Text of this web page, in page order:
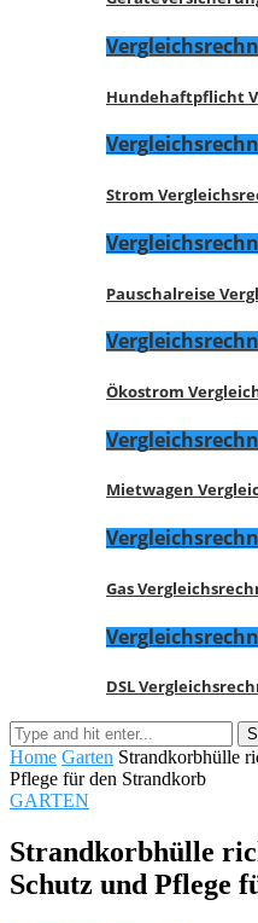
Hundehaftpflicht
Strom
Pauschalreise
Ökostrom
Mietwagen
Gas
DSL
Home Garten Strandkorbhülle
Pflege für den Strandkorb
GARTEN
Strandkorbhülle
Schutz und Pflege